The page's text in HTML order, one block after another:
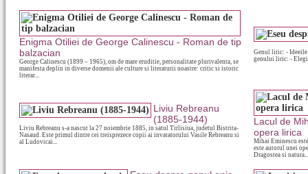
Enigma Otiliei de George Calinescu - Roman de tip
balzacian
George Calinescu (1899 – 1965), om de mare eruditie, personalitate plurivalenta, se
manifesta deplin in diverse domenii ale culture si literaturii noastre: critic si istoric
literar...
Genul liric: -
genului liric: -
Liviu Rebreanu
(1885-1944)
Liviu Rebreanu s-a nascut la 27 noiembrie 1885, in satul Tirlisiua, judetul Bistrita-
Nasaud. Este primul dintre cei treisprezece copii ai invatatorului Vasile Rebreanu si
al Ludovicai...
Lacul de
opera lirica
Mihai Eminescu
este autorul unei
Dragostea si natura...